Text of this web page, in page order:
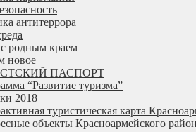
антитеррора
родным краем
новое
ПАСПОРТ
“Развитие туризма”
2018
туристическая карта
объекты Красноармейского